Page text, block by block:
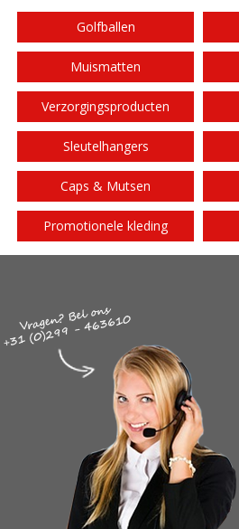
Golfballen
Muismatten
Verzorgingsproducten
Sleutelhangers
Caps & Mutsen
Promotionele kleding